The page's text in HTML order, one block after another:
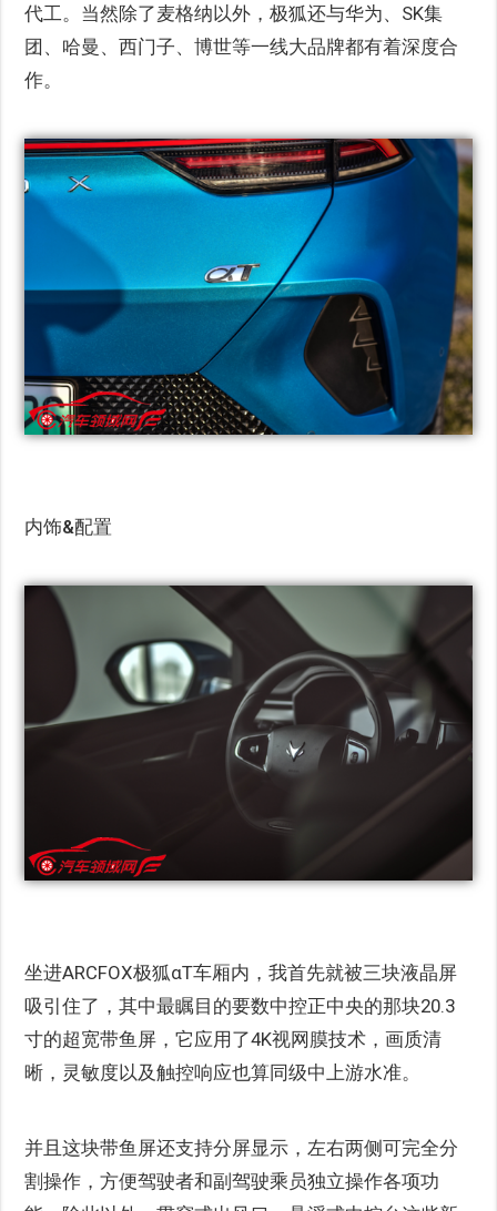
代工。当然除了麦格纳以外，极狐还与华为、SK集
团、哈曼、西门子、博世等一线大品牌都有着深度合
作。
内饰&配置
坐进ARCFOX极狐αT车厢内，我首先就被三块液晶屏
吸引住了，其中最瞩目的要数中控正中央的那块20.3
寸的超宽带鱼屏，它应用了4K视网膜技术，画质清
晰，灵敏度以及触控响应也算同级中上游水准。
并且这块带鱼屏还支持分屏显示，左右两侧可完全分
割操作，方便驾驶者和副驾驶乘员独立操作各项功